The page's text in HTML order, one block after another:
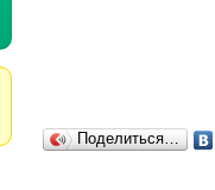
Поделиться…